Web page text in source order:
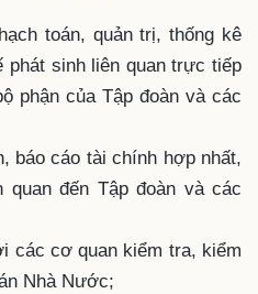
toán, quản trị, thống kê
phát sinh liên quan trực tiếp
phận của Tập đoàn và các
báo cáo tài chính hợp nhất,
quan đến Tập đoàn và các
các cơ quan kiểm tra, kiểm
Nhà Nước;